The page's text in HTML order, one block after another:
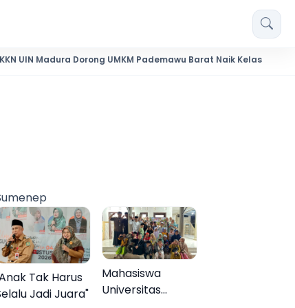
Dorong UMKM Pademawu Barat Naik Kelas
Tak Harus
Jadi Juara"
Mahasiswa
Universitas